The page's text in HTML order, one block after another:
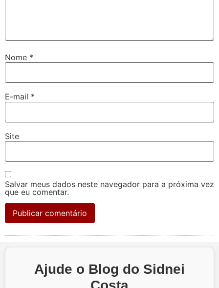
Nome *
E-mail *
Site
Salvar meus dados neste navegador para a próxima vez
que eu comentar.
Ajude o Blog do Sidnei